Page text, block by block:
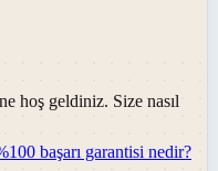
hoş geldiniz. Size nasıl
başarı garantisi nedir?